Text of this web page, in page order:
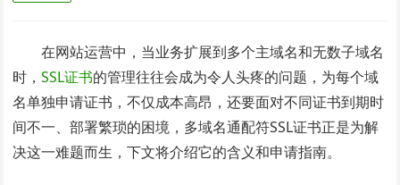
在网站运营中，当业务扩展到多个主域名和无数子域名
时，SSL证书的管理往往会成为令人头疼的问题，为每个域
名单独申请证书，不仅成本高昂，还要面对不同证书到期时
间不一、部署繁琐的困境，多域名通配符SSL证书正是为解
决这一难题而生，下文将介绍它的含义和申请指南。